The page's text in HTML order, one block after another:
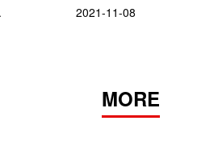
2021-11-08
MORE